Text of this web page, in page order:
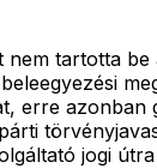
tartotta
erre
jogi útra